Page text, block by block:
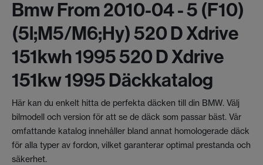
Bmw From 2010-04 - 5 (f10)
(5l;m5/m6;hy) 520 D Xdrive
151kwh 1995 520 D Xdrive
151kw 1995 Däckkatalog
Här kan du enkelt hitta de perfekta däcken till din BMW. Välj
bilmodell och version för att se de däck som passar bäst. Vår
omfattande katalog innehåller bland annat homologerade däck
för alla typer av fordon, vilket garanterar optimal prestanda och
säkerhet.